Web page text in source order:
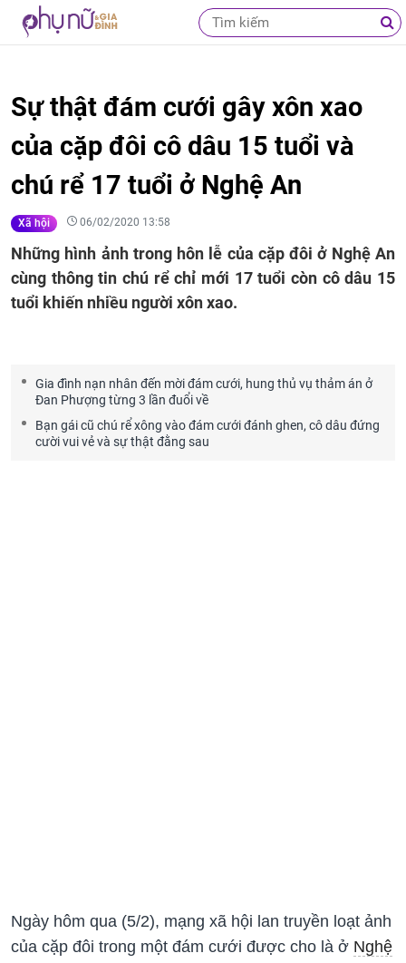
Sự thật đám cưới gây xôn xao
của cặp đôi cô dâu 15 tuổi và
chú rể 17 tuổi ở Nghệ An
Xã hội 06/02/2020 13:58
Những hình ảnh trong hôn lễ của cặp đôi ở Nghệ An
cùng thông tin chú rể chỉ mới 17 tuổi còn cô dâu 15
tuổi khiến nhiều người xôn xao.
Gia đình nạn nhân đến mời đám cưới, hung thủ vụ thảm án ở
Đan Phượng từng 3 lần đuổi về
Bạn gái cũ chú rể xông vào đám cưới đánh ghen, cô dâu đứng
cười vui vẻ và sự thật đằng sau
Ngày hôm qua (5/2), mạng xã hội lan truyền loạt ảnh
của cặp đôi trong một đám cưới được cho là ở Nghệ